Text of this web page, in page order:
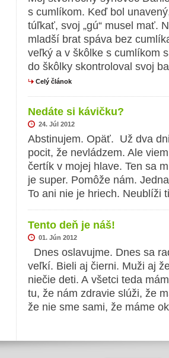
s cumlíkom. Keď bol
túľkať, svoj „gú“ musel mať.
mladší brat spáva bez
veľký a v škôlke s cumlíkom
do škôlky skontroloval svoj
Celý článok
Nedáte si kávičku?
24. Júl 2012
Abstinujem. Opäť. Už dva
pocit, že nevládzem. Ale
čertík v mojej hlave. Ten sa
je super. Pomôže nám.
To ani nie je hriech.
Tento deň je náš!
01. Jún 2012
Dnes oslavujme. Dnes sa
veľkí. Bieli aj čierni. Muži aj
niečie deti. A všetci teda
tu, že nám zdravie slúži, že
že nie sme sami, že máme